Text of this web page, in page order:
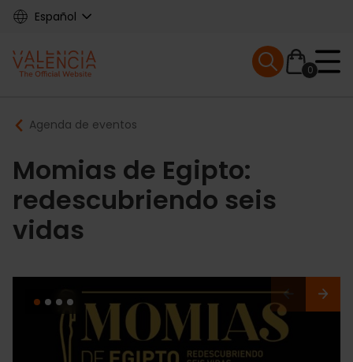
Skip
content
Español
Main
navigation
0
Mobile menu
Breadcrumb
Agenda de eventos
Momias de Egipto:
redescubriendo seis
vidas